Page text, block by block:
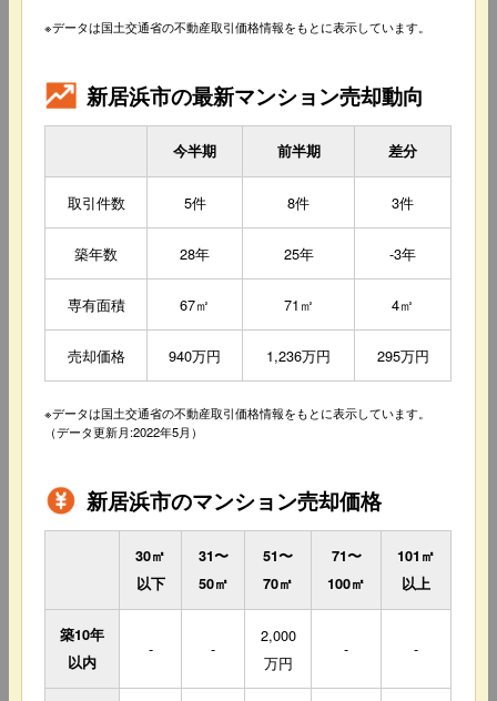
※データは国土交通省の不動産取引価格情報をもとに表示しています。
新居浜市の最新マンション売却動向
今半期 前半期 差分
取引件数 5件 8件 3件
築年数 28年 25年 -3年
専有面積 67㎡ 71㎡ 4㎡
売却価格 940万円 1,236万円 295万円
※データは国土交通省の不動産取引価格情報をもとに表示しています。
（データ更新月:2022年5月）
新居浜市のマンション売却価格
30㎡
以下
31〜
50㎡
51〜
70㎡
71〜
100㎡
101㎡
以上
築10年
以内
- -
2,000
万円
- -